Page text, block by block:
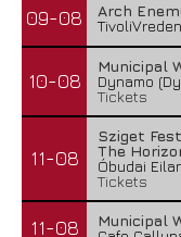
09-08
Arch
10-08
Municipal
Dynamo
Tickets
11-08
Sziget
The
Óbudai
Tickets
11-08
Municipal